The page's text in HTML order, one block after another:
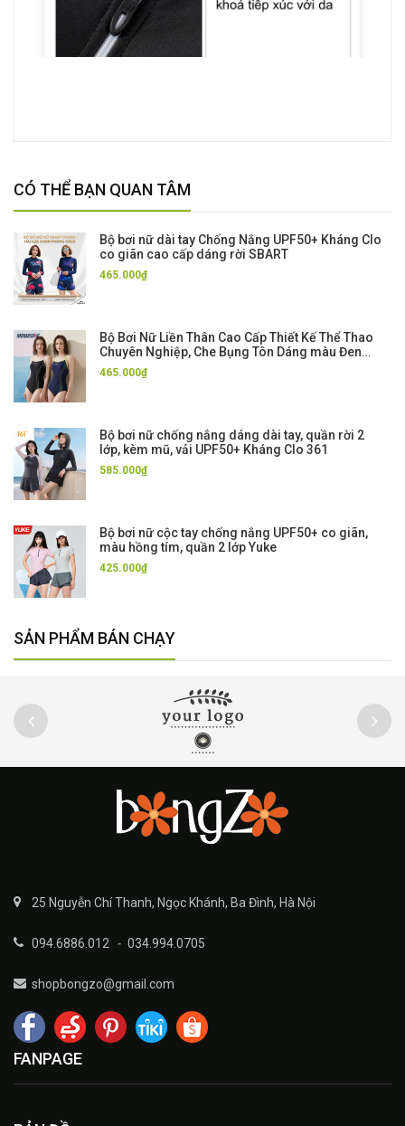
CÓ THỂ BẠN QUAN TÂM
Bộ bơi nữ dài tay Chống Nắng UPF50+ Kháng Clo
co giãn cao cấp dáng rời SBART
465.000₫
Bộ Bơi Nữ Liền Thân Cao Cấp Thiết Kế Thể Thao
Chuyên Nghiệp, Che Bụng Tôn Dáng màu Đen
Xanh Momasong
465.000₫
Bộ bơi nữ chống nắng dáng dài tay, quần rời 2
lớp, kèm mũ, vải UPF50+ Kháng Clo 361
585.000₫
Bộ bơi nữ cộc tay chống nắng UPF50+ co giãn,
màu hồng tím, quần 2 lớp Yuke
425.000₫
SẢN PHẨM BÁN CHẠY
25 Nguyễn Chí Thanh, Ngọc Khánh, Ba Đình, Hà Nội
094.6886.012 - 034.994.0705
shopbongzo@gmail.com
FANPAGE